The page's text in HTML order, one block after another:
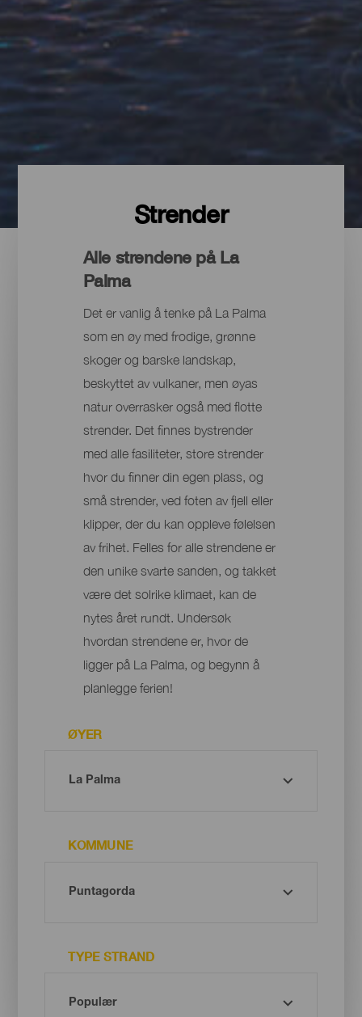
Strender
Alle strendene på La
Palma
Det er vanlig å tenke på La Palma
som en øy med frodige, grønne
skoger og barske landskap,
beskyttet av vulkaner, men øyas
natur overrasker også med flotte
strender. Det finnes bystrender
med alle fasiliteter, store strender
hvor du finner din egen plass, og
små strender, ved foten av fjell eller
klipper, der du kan oppleve følelsen
av frihet. Felles for alle strendene er
den unike svarte sanden, og takket
være det solrike klimaet, kan de
nytes året rundt. Undersøk
hvordan strendene er, hvor de
ligger på La Palma, og begynn å
planlegge ferien!
ØYER
KOMMUNE
TYPE STRAND